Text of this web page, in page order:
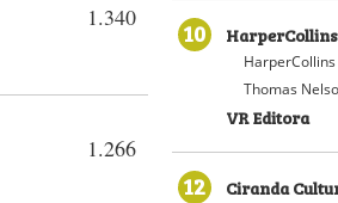
1.340
1.266
10
HarperCollins
Thomas
VR Editora
12 Ciranda